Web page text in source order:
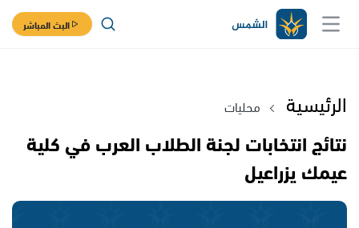
البث المباشر
الرئيسية محليات
نتائج انتخابات لجنة الطلاب العرب في كلية
عيمك يزراعيل